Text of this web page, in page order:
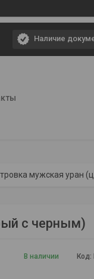
Наличие
мужская уран
с черным)
В наличии Код: